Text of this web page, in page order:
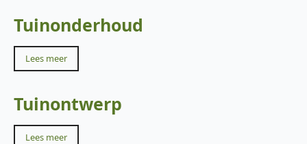
Tuinonderhoud
Lees meer
Tuinontwerp
Lees meer